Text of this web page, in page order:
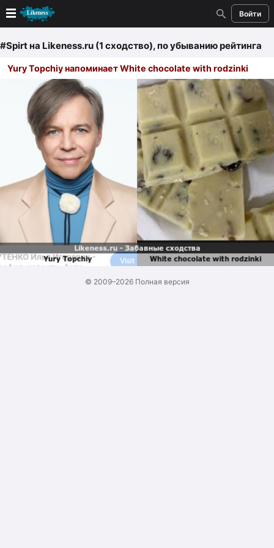
Войти
Новые
Лучшие
Голосование
Кандидаты
Случайное сходство 👍
Создать сходство
Для публикации необходима авторизация
Поиск
#Spirtна Likeness.ru (1 сходство), по убыванию рейтинга
Yury Topchiy напоминает White chocolate with rodzinki
© 2009–2026 Полная версия